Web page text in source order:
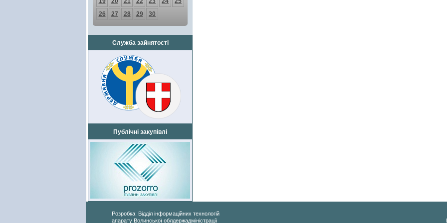
26
27 28 29 30
Служба зайнятості
Публічні закупівлі
Розробка: Відділ інформаційних технологій
апарату Волинської облдержадміністрації